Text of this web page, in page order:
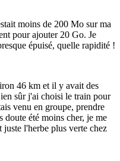
moins de 200 Mo sur ma
pour ajouter 20 Go. Je
épuisé, quelle rapidité !
46 km et il y avait des
sûr j'ai choisi le train pour
venu en groupe, prendre
doute été moins cher, je me
juste l'herbe plus verte chez